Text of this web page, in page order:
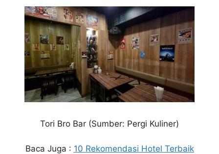
Tori Bro Bar (Sumber: Pergi Kuliner)
Baca Juga : 10 Rekomendasi Hotel Terbaik